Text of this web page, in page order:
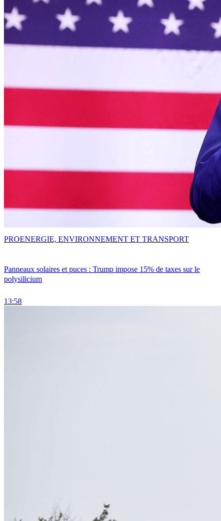
Panneaux solaires et puces : Trump impose 15% de taxes sur le
polysilicium
13:58
PROENERGIE, ENVIRONNEMENT ET TRANSPORT